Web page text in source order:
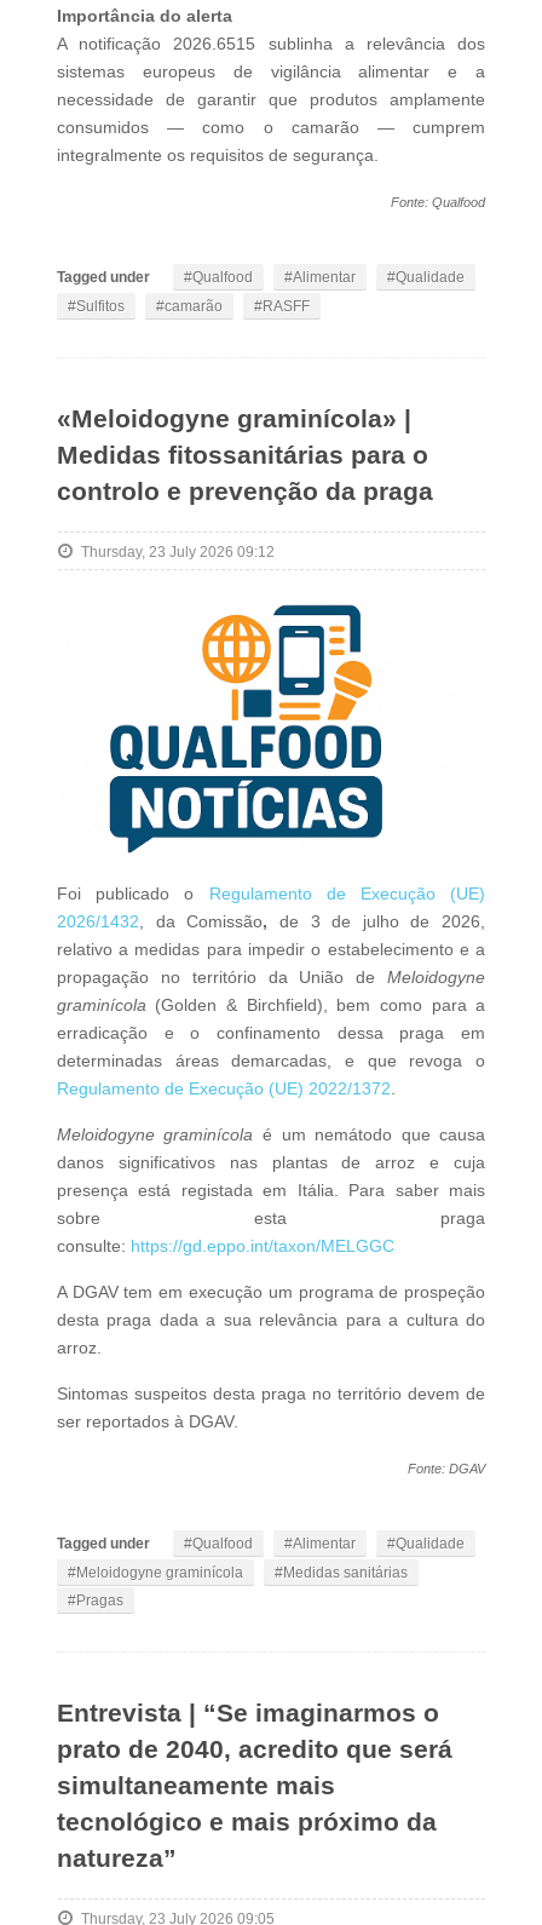
Importância do alerta
A notificação 2026.6515 sublinha a relevância dos
sistemas europeus de vigilância alimentar e a
necessidade de garantir que produtos amplamente
consumidos — como o camarão — cumprem
integralmente os requisitos de segurança.
Fonte: Qualfood
Tagged under Qualfood Alimentar
Qualidade
Sulfitos
camarão RASFF
«Meloidogyne graminícola» |
Medidas fitossanitárias para o
controlo e prevenção da praga
Thursday, 23 July 2026 09:12
Foi publicado o Regulamento de Execução (UE)
2026/1432, da Comissão, de 3 de julho de 2026,
relativo a medidas para impedir o estabelecimento e a
propagação no território da União deMeloidogyne
graminícola (Golden & Birchfield), bem como para a
erradicação e o confinamento dessa praga em
determinadas áreas demarcadas, e que revoga o
Regulamento de Execução (UE) 2022/1372.
Meloidogyne graminícola é um nemátodo que causa
danos significativos nas plantas de arroz e cuja
presença está registada em Itália. Para saber mais
sobre esta praga
consulte: https://gd.eppo.int/taxon/MELGGC
A DGAV tem em execução um programa de prospeção
desta praga dada a sua relevância para a cultura do
arroz.
Sintomas suspeitos desta praga no território devem de
ser reportados à DGAV.
Fonte: DGAV
Tagged under Qualfood Alimentar
Qualidade
Meloidogyne graminícola
Medidas sanitárias
Pragas
Entrevista | “Se imaginarmos o
prato de 2040, acredito que será
simultaneamente mais
tecnológico e mais próximo da
natureza”
Thursday, 23 July 2026 09:05